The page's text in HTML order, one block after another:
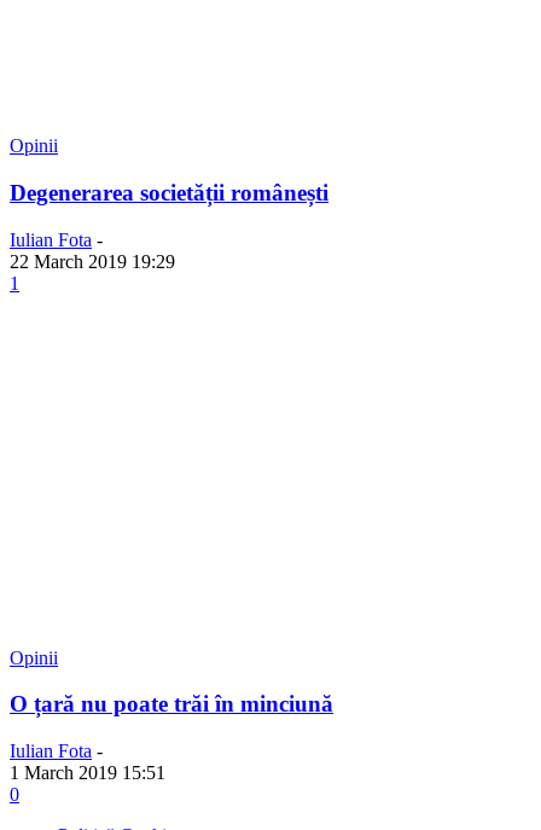
Opinii
Degenerarea societății românești
Iulian Fota -
22 March 2019 19:29
1
Opinii
O țară nu poate trăi în minciună
Iulian Fota -
1 March 2019 15:51
0